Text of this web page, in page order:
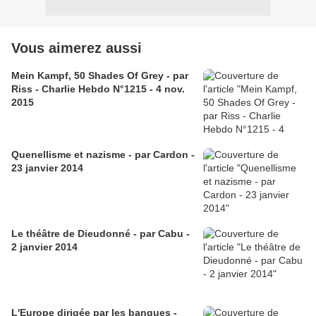
Vous aimerez aussi
Mein Kampf, 50 Shades Of Grey - par
Riss - Charlie Hebdo N°1215 - 4 nov.
2015
Quenellisme et nazisme - par Cardon -
23 janvier 2014
Le théâtre de Dieudonné - par Cabu -
2 janvier 2014
L'Europe dirigée par les banques -